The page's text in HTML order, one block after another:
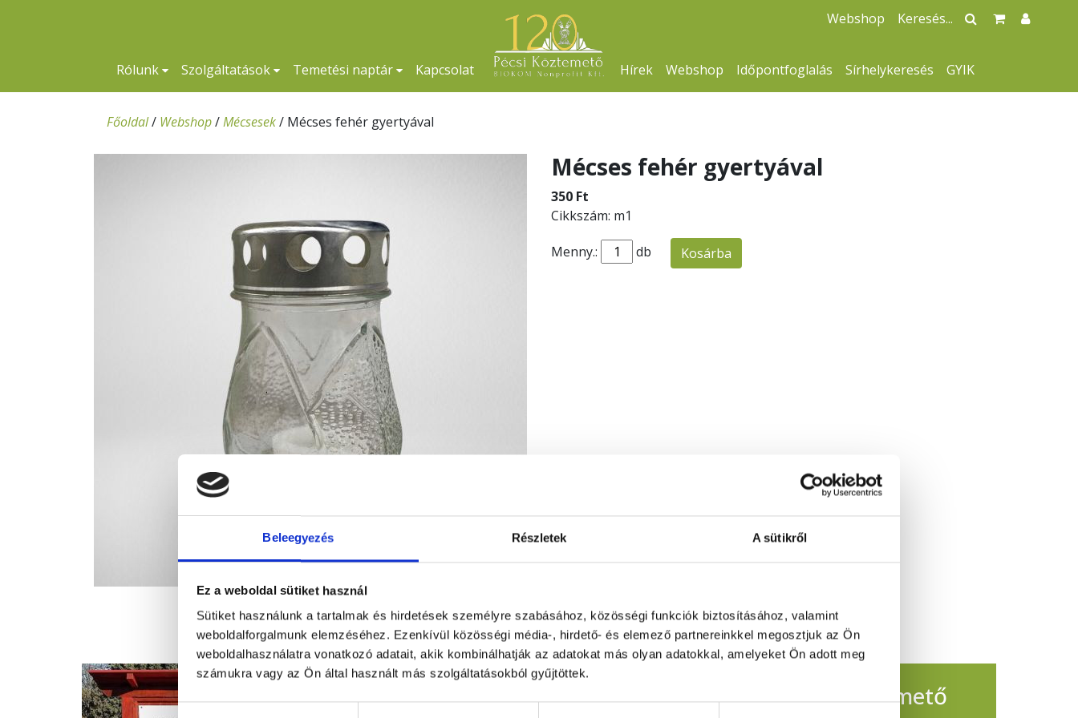
Beleegyezés Részletek A sütikről
Ez a weboldal sütiket használ
Sütiket használunk a tartalmak és hirdetések személyre szabásához, közösségi funkciók biztosításához, valamint
weboldalforgalmunk elemzéséhez. Ezenkívül közösségi média-, hirdető- és elemező partnereinkkel megosztjuk az Ön
weboldalhasználatra vonatkozó adatait, akik kombinálhatják az adatokat más olyan adatokkal, amelyeket Ön adott meg
számukra vagy az Ön által használt más szolgáltatásokból gyűjtöttek.
Hozzájárulás
Rólunk Szolgáltatások Temetési naptár Kapcsolat Hírek Webshop Időpontfoglalás Sírhelykeresés GYIK
Webshop
Főoldal/ Webshop/Mécsesek/ Mécses fehér gyertyával
Mécses fehér gyertyával
350 Ft
Cikkszám: m1
Menny.: db Kosárba
Figyelem! Módosul a Pécsi Köztemető